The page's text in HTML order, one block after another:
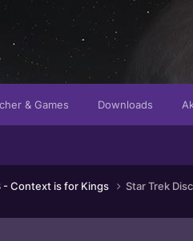
& Games Downloads
- Context is for Kings Star Trek